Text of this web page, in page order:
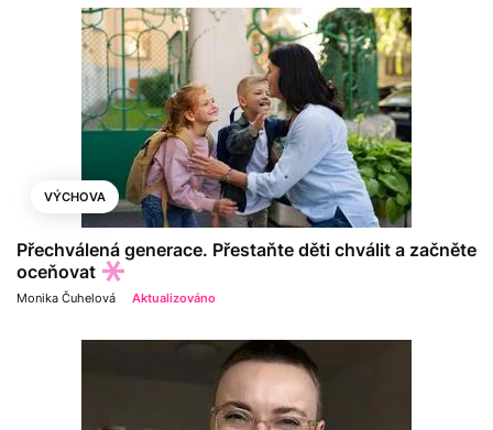
VÝCHOVA
Přechválená generace. Přestaňte děti chválit a začněte
oceňovat
Monika Čuhelová Aktualizováno